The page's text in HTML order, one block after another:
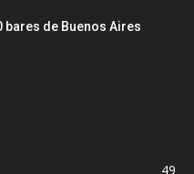
bares de Buenos Aires
49